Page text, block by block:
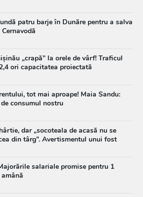
patru barje în Dunăre pentru a salva
„crapă” la orele de vârf! Traficul
ori capacitatea proiectată
tot mai aproape! Maia Sandu:
consumul nostru
dar „socoteala de acasă nu se
din târg”. Avertismentul unui fost
salariale promise pentru 1